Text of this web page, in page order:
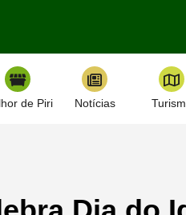
de Piri Notícias